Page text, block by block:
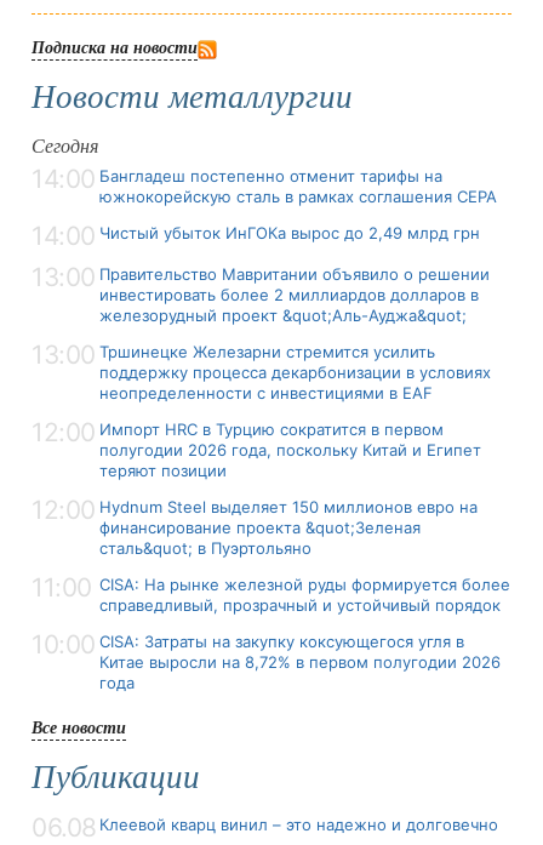
Подписка на новости
Новости металлургии
Сегодня
14:00 Бангладеш постепенно отменит тарифы на
южнокорейскую сталь в рамках соглашения CEPA
14:00 Чистый убыток ИнГОКа вырос до 2,49 млрд грн
13:00 Правительство Мавритании объявило о решении
инвестировать более 2 миллиардов долларов в
железорудный проект &quot;Аль-Ауджа&quot;
13:00 Тршинецке Железарни стремится усилить
поддержку процесса декарбонизации в условиях
неопределенности с инвестициями в EAF
12:00 Импорт HRC в Турцию сократится в первом
полугодии 2026 года, поскольку Китай и Египет
теряют позиции
12:00 Hydnum Steel выделяет 150 миллионов евро на
финансирование проекта &quot;Зеленая
сталь&quot; в Пуэртольяно
11:00 CISA: На рынке железной руды формируется более
справедливый, прозрачный и устойчивый порядок
10:00 CISA: Затраты на закупку коксующегося угля в
Китае выросли на 8,72% в первом полугодии 2026
года
Все новости
Публикации
06.08 Клеевой кварц винил – это надежно и долговечно